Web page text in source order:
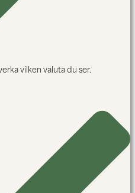
vilken valuta du ser.